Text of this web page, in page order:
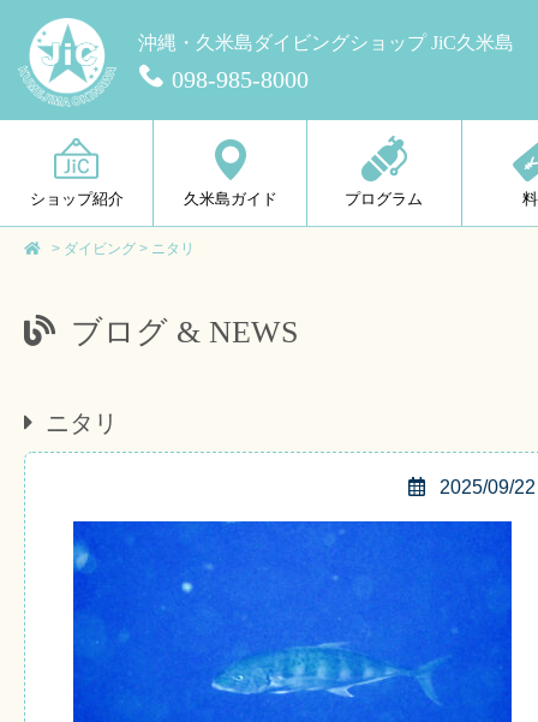
沖縄・久米島ダイビングショップ JiC久米島
098-985-8000
ショップ紹介 久米島ガイド プログラム
> ダイビング > ニタリ
ブログ & NEWS
ニタリ
2025/09/22